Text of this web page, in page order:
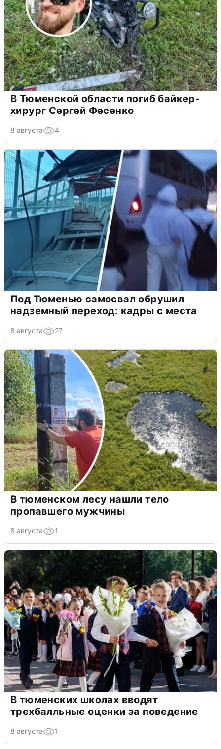
В Тюменской области погиб байкер-
хирург Сергей Фесенко
8 августа 4
Под Тюменью самосвал обрушил
надземный переход: кадры с места
8 августа 27
В тюменском лесу нашли тело
пропавшего мужчины
8 августа 1
В тюменских школах вводят
трехбалльные оценки за поведение
8 августа 1